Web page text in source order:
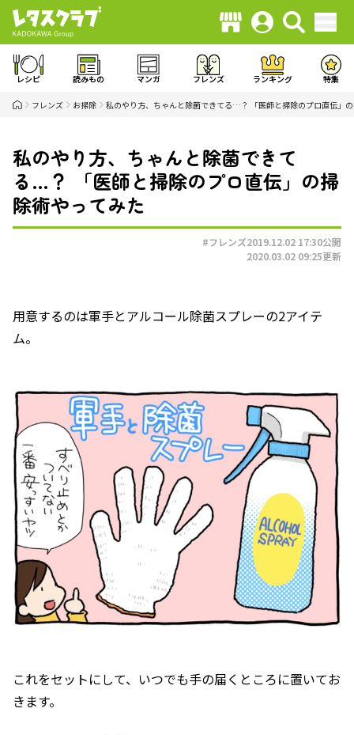
レシピ 読みもの マンガ フレンズ ランキング 特集
フレンズ お掃除 私のやり方、ちゃんと除菌できてる…？ 「医師と掃除のプロ直伝」
私のやり方、ちゃんと除菌できて
る…？ 「医師と掃除のプロ直伝」の掃
除術やってみた
#フレンズ2019.12.02 17:30公開
2020.03.02 09:25更新
用意するのは軍手とアルコール除菌スプレーの2アイテ
ム。
これをセットにして、いつでも手の届くところに置いてお
きます。